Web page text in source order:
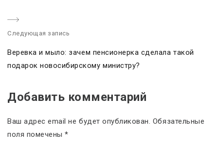
i
o
s
:
Следующая запись
Веревка и мыло: зачем пенсионерка сделала такой
подарок новосибирскому министру?
Добавить комментарий
Ваш адрес email не будет опубликован. Обязательные
поля помечены*